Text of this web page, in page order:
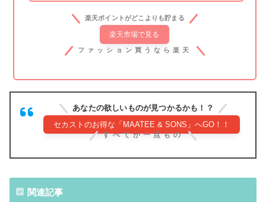
楽天ポイントがどこよりも貯まる
楽天市場で見る
ファッション買うなら楽天
あなたの欲しいものが見つかるかも！？
セカストのお得な「MAATEE & SONS」へGO！！
すべてか一点もの
関連記事